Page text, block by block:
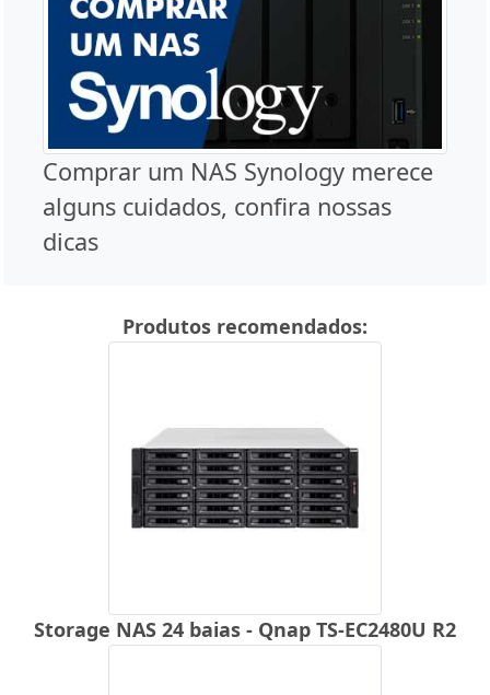
Comprar um NAS Synology merece
alguns cuidados, confira nossas
dicas
Produtos recomendados:
Storage NAS 24 baias - Qnap TS-EC2480U R2